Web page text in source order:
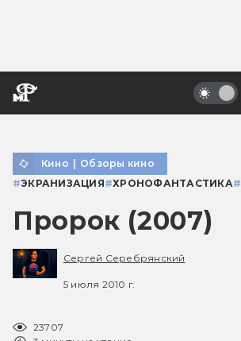
Кино | Обзоры кино
#ЭКРАНИЗАЦИЯ#ХРОНОФАНТАСТИКА#
Пророк (2007)
Сергей Серебрянский
5 июля 2010 г.
23707